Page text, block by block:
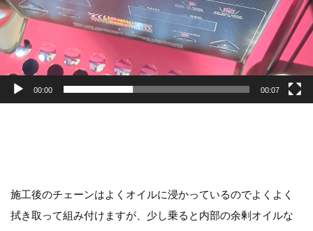
00:00 00:07
施工後のチェーンはよくオイルに浸かっているのでよくよく
拭き取って組み付けますが、少し乗ると内部の余剰オイルな